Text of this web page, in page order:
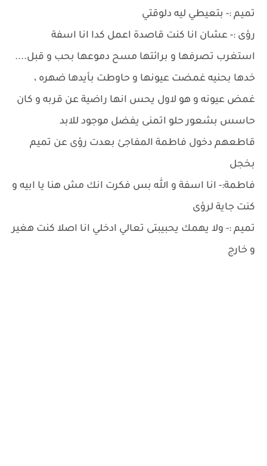
تميم :- بتعيطي ليه دلوقتي
رؤى :- عشان انا كنت قاصدة اعمل كدا انا اسفة
استغرب تصرفها و برائتها مسح دموعها بحب و قبل....
خدها بحنيه غمضت عيونها و حاوطت بأيدها ضهره ،
غمض عيونه و هو لاول يحس انها راضية عن قربه و كان
حاسس بشعور حلو اتمنى يفضل موجود للابد
قاطعهم دخول فاطمة المفاجئ بعدت رؤى عن تميم
بخجل
فاطمة:- انا اسفة و الله بس فكرت انك مش هنا يا ابيه و
كنت جاية لرؤى
تميم :- ولا يهمك يحبيبتى تعالي ادخلي انا اصلا كنت هغير
و خارج